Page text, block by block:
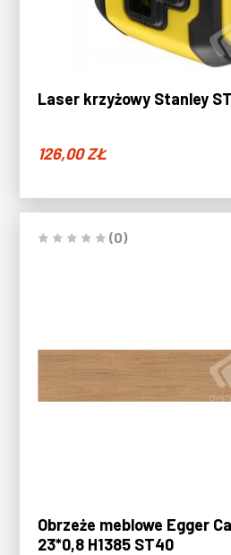
Laser krzyżowy Stanley
126,00ZŁ
(0)
Obrzeże meblowe Egger
23*0,8 H1385 ST40